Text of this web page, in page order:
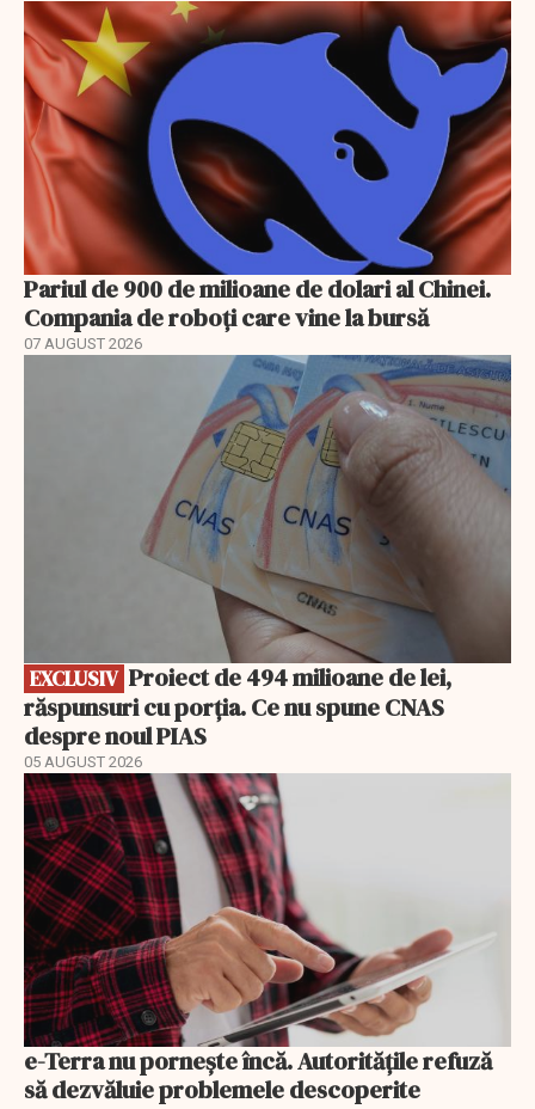
Pariul de 900 de milioane de dolari al Chinei.
Compania de roboți care vine la bursă
07 AUGUST 2026
EXCLUSIV
răspunsuri cu porția. Ce nu spune CNAS
despre noul PIAS
05 AUGUST 2026
e-Terra nu pornește încă. Autoritățile refuză
să dezvăluie problemele descoperite